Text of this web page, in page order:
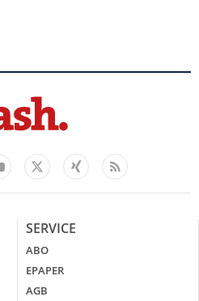
YouTube
X
Xing Feed
SERVICE
ABO
EPAPER
AGB